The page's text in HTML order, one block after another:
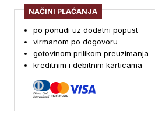
NAČINI PLAĆANJA
po ponudi uz dodatni popust
virmanom po dogovoru
gotovinom prilikom preuzimanja
kreditnim i debitnim karticama